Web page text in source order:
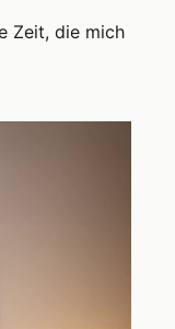
Zeit, die mich